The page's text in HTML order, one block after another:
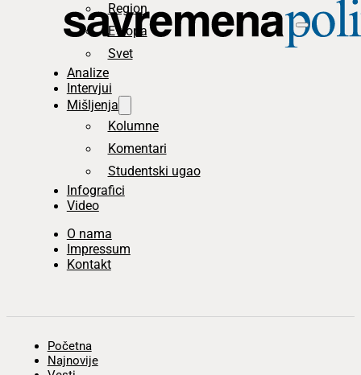
Region
Evropa
Svet
Analize
Intervjui
Mišljenja
Kolumne
Komentari
Studentski ugao
Infografici
Video
O nama
Impressum
Kontakt
Početna
Najnovije